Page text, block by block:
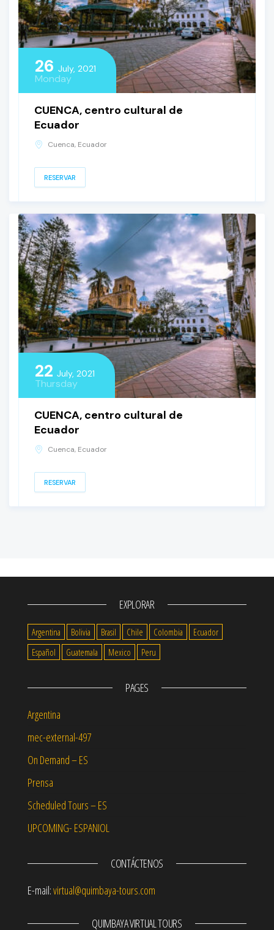
26 July, 2021
Monday
CUENCA, centro cultural de
Ecuador
Cuenca, Ecuador
RESERVAR
22 July, 2021
Thursday
CUENCA, centro cultural de
Ecuador
Cuenca, Ecuador
RESERVAR
EXPLORAR
Argentina Bolivia Brasil Chile Colombia
Ecuador
Español
Guatemala Mexico Peru
PAGES
Argentina
mec-external-497
On Demand – ES
Prensa
Scheduled Tours – ES
UPCOMING- ESPANIOL
CONTÁCTENOS
E-mail:virtual@quimbaya-tours.com
QUIMBAYA VIRTUAL TOURS